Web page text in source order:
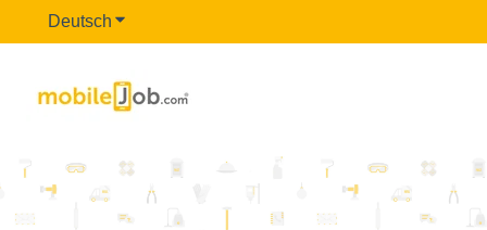
Deutsch Untermenü für Übersetzungen anzeigen